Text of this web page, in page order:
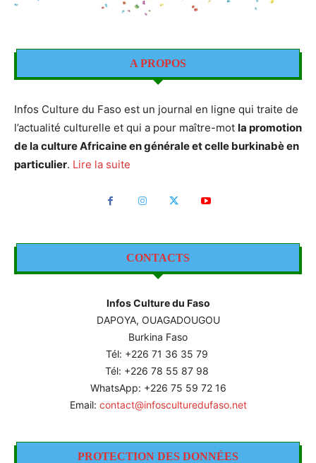
A PROPOS
Infos Culture du Faso est un journal en ligne qui traite de
l’actualité culturelle et qui a pour maître-mot la promotion
de la culture Africaine en générale et celle burkinabè en
particulier. Lire la suite
CONTACTS
Infos Culture du Faso
DAPOYA, OUAGADOUGOU
Burkina Faso
Tél: +226 71 36 35 79
Tél: +226 78 55 87 98
WhatsApp: +226 75 59 72 16
Email: contact@infosculturedufaso.net
PROTECTION DES DONNÉES